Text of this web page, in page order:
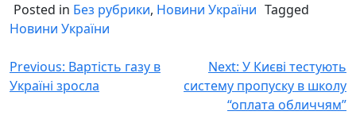
Posted in Без рубрики, Новини України Tagged
Новини України
Навігація
записів
Previous: Вартість газу в
Україні зросла
Next: У Києві тестують
систему пропуску в школу
“оплата обличчям”